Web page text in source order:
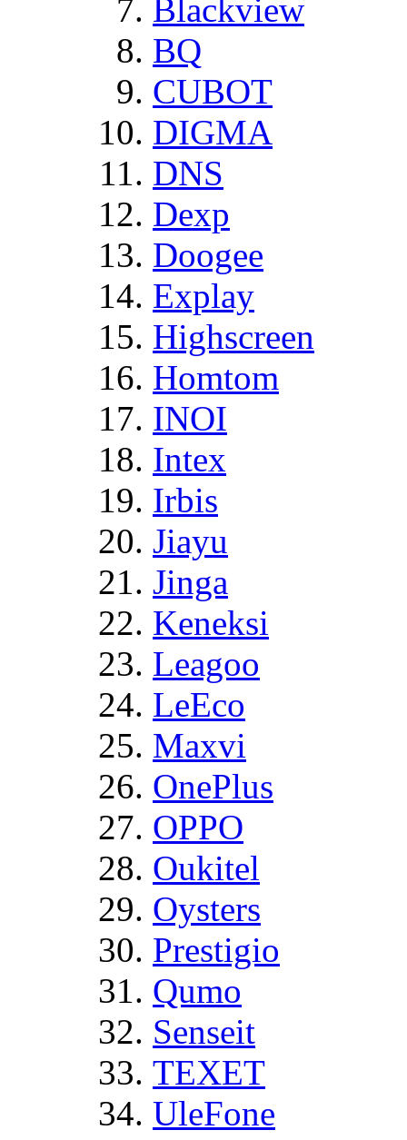
Blackview
BQ
CUBOT
DIGMA
DNS
Dexp
Doogee
Explay
Highscreen
Homtom
INOI
Intex
Irbis
Jiayu
Jinga
Keneksi
Leagoo
LeEco
Maxvi
OnePlus
OPPO
Oukitel
Oysters
Prestigio
Qumo
Senseit
TEXET
UleFone